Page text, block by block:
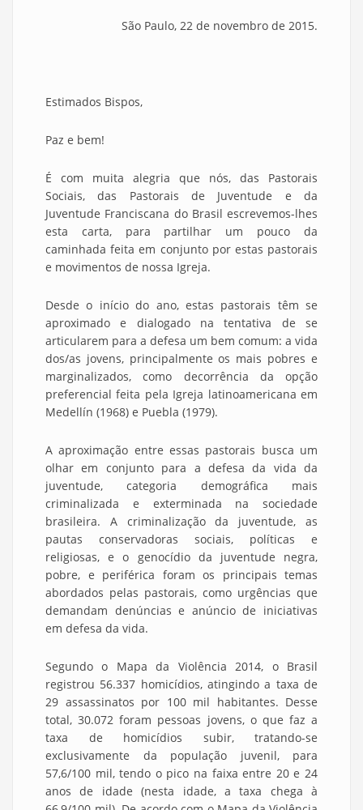
São Paulo, 22 de novembro de 2015.
Estimados Bispos,
Paz e bem!
É com muita alegria que nós, das Pastorais
Sociais, das Pastorais de Juventude e da
Juventude Franciscana do Brasil escrevemos-lhes
esta carta, para partilhar um pouco da
caminhada feita em conjunto por estas pastorais
e movimentos de nossa Igreja.
Desde o início do ano, estas pastorais têm se
aproximado e dialogado na tentativa de se
articularem para a defesa um bem comum: a vida
dos/as jovens, principalmente os mais pobres e
marginalizados, como decorrência da opção
preferencial feita pela Igreja latinoamericana em
Medellín (1968) e Puebla (1979).
A aproximação entre essas pastorais busca um
olhar em conjunto para a defesa da vida da
juventude, categoria demográfica mais
criminalizada e exterminada na sociedade
brasileira. A criminalização da juventude, as
pautas conservadoras sociais, políticas e
religiosas, e o genocídio da juventude negra,
pobre, e periférica foram os principais temas
abordados pelas pastorais, como urgências que
demandam denúncias e anúncio de iniciativas
em defesa da vida.
Segundo o Mapa da Violência 2014, o Brasil
registrou 56.337 homicídios, atingindo a taxa de
29 assassinatos por 100 mil habitantes. Desse
total, 30.072 foram pessoas jovens, o que faz a
taxa de homicídios subir, tratando-se
exclusivamente da população juvenil, para
57,6/100 mil, tendo o pico na faixa entre 20 e 24
anos de idade (nesta idade, a taxa chega à